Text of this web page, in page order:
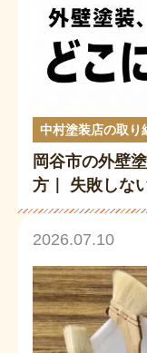
中村塗装店の取り
岡谷市の外壁
方｜ 失敗しな
2026.07.10